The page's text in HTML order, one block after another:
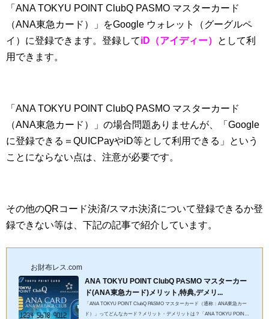
「ANA TOKYU POINT ClubQ PASMO マスターカード
（ANA東急カード）」をGoogle ウォレット（グーグルペ
イ）に登録できます。登録してiD（アイディー）
として利
用できます。
「ANA TOKYU POINT ClubQ PASMO マスターカード
（ANA東急カード）」の場合問題ありませんが、「Google
に登録できる＝QUICPayやiD等として利用できる」という
ことにならない点は、注意が必要です。
その他のQRコード決済/スマホ決済について登録できるか登
録できない等は、下記の記事で紹介しています。
お財布レス.com
ANA TOKYU POINT ClubQ PASMO マスターカー
ド(ANA東急カード)メリット,特典,デメリ...
「ANA TOKYU POINT ClubQ PASMO マスターカード（通称：ANA東急カー
ド）」ってどんなカード？メリット・デメリットは？「ANA TOKYU POINT